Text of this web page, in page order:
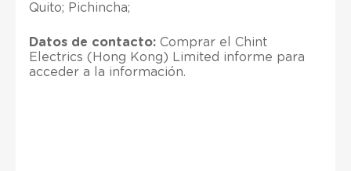
Quito; Pichincha;
Datos de contacto: Comprar el Chint
Electrics (Hong Kong) Limited informe para
acceder a la información.